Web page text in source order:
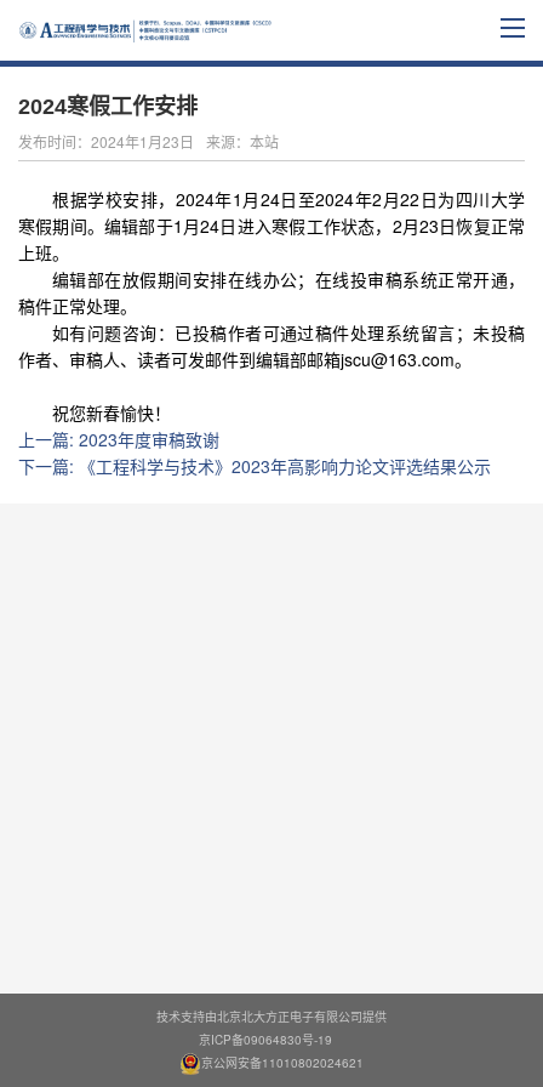
2024寒假工作安排
发布时间：2024年1月23日 来源：本站
根据学校安排，2024年1月24日至2024年2月22日为四川大学
寒假期间。编辑部于1月24日进入寒假工作状态，2月23日恢复正常
上班。
编辑部在放假期间安排在线办公；在线投审稿系统正常开通，
稿件正常处理。
如有问题咨询：已投稿作者可通过稿件处理系统留言；未投稿
作者、审稿人、读者可发邮件到编辑部邮箱jscu@163.com。
祝您新春愉快！
上一篇: 2023年度审稿致谢
下一篇: 《工程科学与技术》2023年高影响力论文评选结果公示
技术支持由北京北大方正电子有限公司提供
京ICP备09064830号-19
京公网安备11010802024621